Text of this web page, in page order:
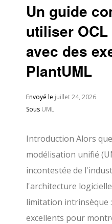
Un guide
utiliser
avec des
PlantUML
Envoyé le juillet 24, 2026
Sous UML
Introduction Alors
modélisation unifié
incontestée de
l'architecture
limitation intrinsèque
excellents pour